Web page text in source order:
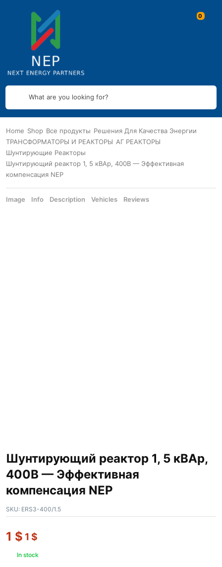
What are you looking for?
Home Shop Все продукты Решения Для Качества Энергии
ТРАНСФОРМАТОРЫ И РЕАКТОРЫ АГ РЕАКТОРЫ
Шунтирующие Реакторы
Шунтирующий реактор 1, 5 кВАр, 400В — Эффективная
компенсация NEP
Image Info Description Vehicles Reviews
Шунтирующий реактор 1, 5 кВАр,
400В — Эффективная
компенсация NEP
SKU: ERS3-400/1.5
1 $ 1 $
In stock